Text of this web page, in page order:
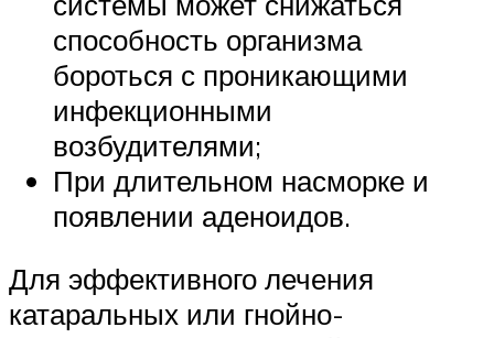
способность организма
бороться с проникающими
инфекционными
возбудителями;
При длительном насморке и
появлении аденоидов.
Для эффективного лечения
катаральных или гнойно-